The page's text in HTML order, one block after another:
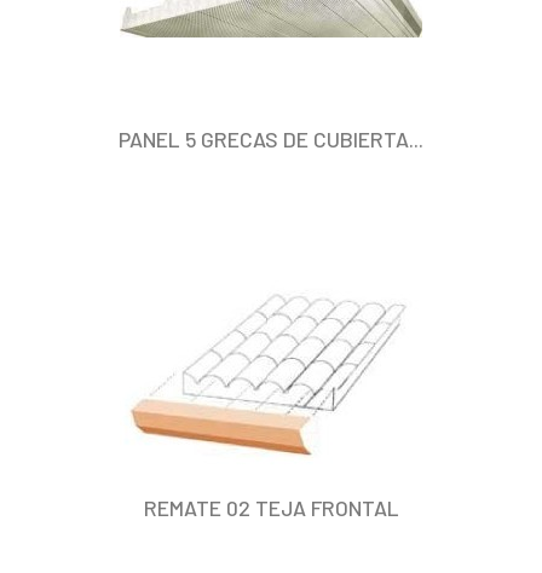
PANEL 5 GRECAS DE CUBIERTA...
REMATE 02 TEJA FRONTAL